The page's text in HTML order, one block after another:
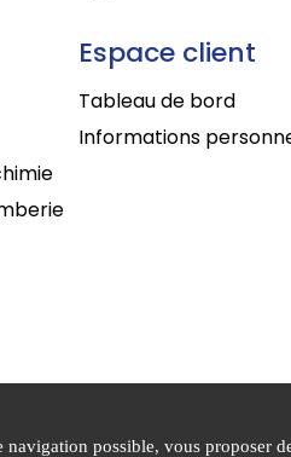
Espace client
Tableau de bord
Informations
possible, vous proposer